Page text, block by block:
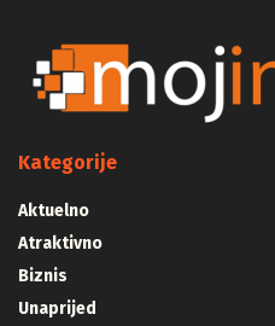
Kategorije
Aktuelno
Atraktivno
Biznis
Unaprijed